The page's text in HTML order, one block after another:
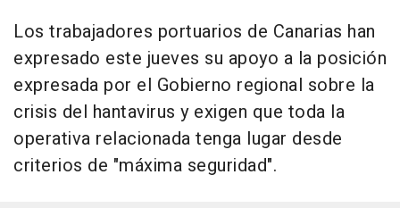
Los trabajadores portuarios de Canarias han
expresado este jueves su apoyo a la posición
expresada por el Gobierno regional sobre la
crisis del hantavirus y exigen que toda la
operativa relacionada tenga lugar desde
criterios de "máxima seguridad".